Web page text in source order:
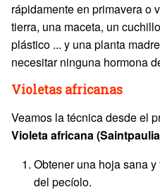
rápidamente en primavera o
tierra, una maceta, un
plástico ... y una planta
necesitar ninguna hormona
Violetas africanas
Veamos la técnica desde el
Violeta africana
Obtener una hoja sana
del pecíolo.